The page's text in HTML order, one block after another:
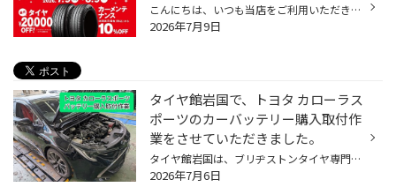
こんにちは、いつも当店をご利用いただきましてありがとうございます。 コクピット・タイヤ館では、ブリヂストンタイヤをお得に買える！ スーパータイヤセールを7月9日(木)から8月9日(日)まで開催いたします！ ブリヂストンのタイヤを4本ご購入で最大20,000円引き！ タイヤをお得にご購入頂けるチャ...
2026年7月9日
タイヤ館岩国で、トヨタ カローラス
ポーツのカーバッテリー購入取付作
業をさせていただきました。
タイヤ館岩国は、ブリヂストンタイヤ専門店になります。 今回はいつもご利用されているトヨタ カローラスポーツのお客様からの依頼でパナソニック カーバッテリーの購入取付作業をさせていただきました。 今回取り付けするカーバッテリーはコチラ！！ パナソニック caos E2 カーバッテリーの位置を...
2026年7月6日